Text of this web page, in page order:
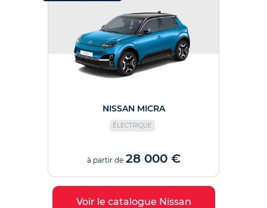
NISSAN MICRA
ÉLECTRIQUE
à partir de 28 000 €
Voir le catalogue Nissan